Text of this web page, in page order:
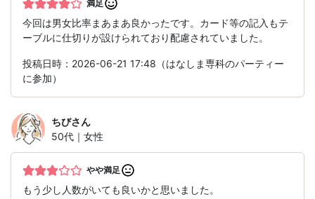
満足
今回は男女比率まあまあ良かったです。カード等の記入もテ
ーブルに仕切りが設けられており配慮されていました。
投稿日時：2026-06-21 17:48（はなしま専科のパーティー
に参加）
ちびさん
50代｜女性
やや満足
もう少し人数がいても良いかと思いました。